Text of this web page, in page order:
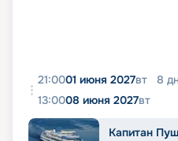
21:0001 июня 2027вт 8
13:0008 июня 2027вт
Капитан